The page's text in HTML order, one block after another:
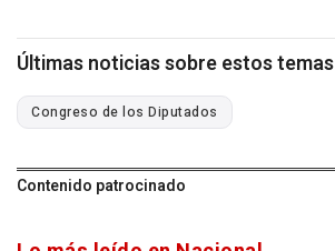
Últimas noticias sobre estos temas
Congreso de los Diputados
Contenido patrocinado